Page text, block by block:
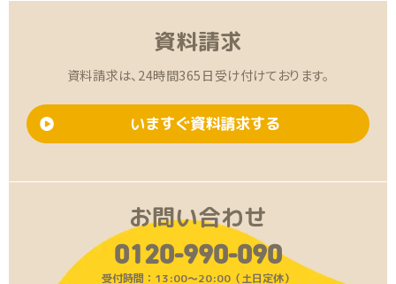
資料請求
資料請求は、24時間365日受け付けております。
いますぐ資料請求する
お問い合わせ
0120-990-090
受付時間：13:00〜20:00（土日定休）